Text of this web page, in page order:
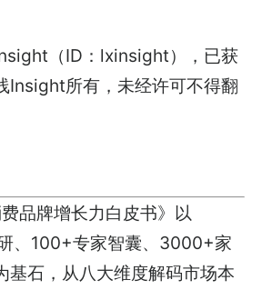
（ID：lxinsight），已获
Insight所有，未经许可不得翻
品牌增长力白皮书》以
、100+专家智囊、3000+家
基石，从八大维度解码市场本